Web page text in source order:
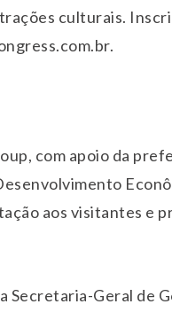
culturais.
com apoio da
aos visitantes e
Secretaria-Geral de